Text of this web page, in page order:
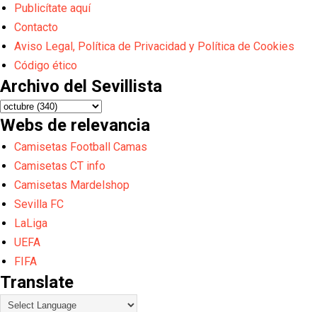
Publicítate aquí
Contacto
Aviso Legal, Política de Privacidad y Política de Cookies
Código ético
Archivo del Sevillista
Webs de relevancia
Camisetas Football Camas
Camisetas CT info
Camisetas Mardelshop
Sevilla FC
LaLiga
UEFA
FIFA
Translate